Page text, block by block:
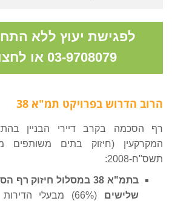
לפגישת יעוץ ללא
03-9708079 או
הרוב הדרוש בפרויקט תמ"א 38
רף הסכמה בקרב דיירי הבניין
המקרקעין (חיזוק בתים משותפים
תשס"ח-2008:
בתמ"א 38 במסלול חיזוק
שלישים
(66%) מבעלי